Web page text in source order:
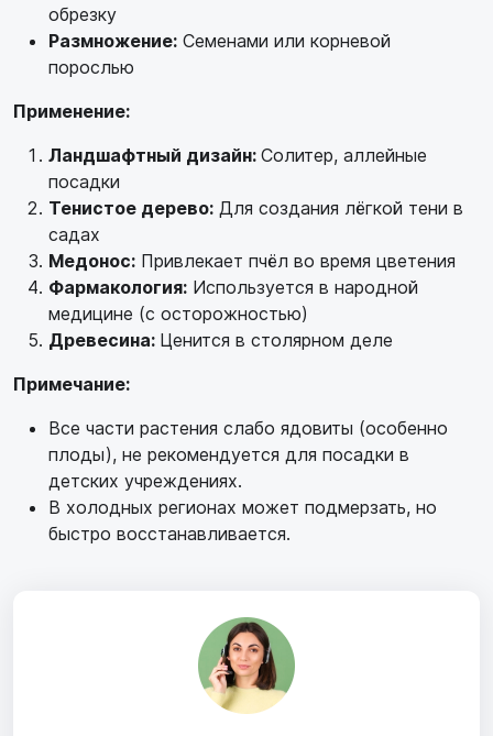
обрезку
Размножение: Семенами или корневой
порослью
Применение:
Ландшафтный дизайн: Солитер, аллейные
посадки
Тенистое дерево: Для создания лёгкой тени в
садах
Медонос: Привлекает пчёл во время цветения
Фармакология: Используется в народной
медицине (с осторожностью)
Древесина: Ценится в столярном деле
Примечание:
Все части растения слабо ядовиты (особенно
плоды), не рекомендуется для посадки в
детских учреждениях.
В холодных регионах может подмерзать, но
быстро восстанавливается.